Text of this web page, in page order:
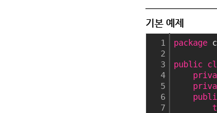
기본 예제
1
2
3
4
5
6
7
package
public